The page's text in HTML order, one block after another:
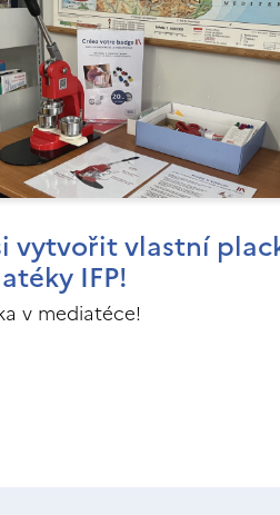
vytvořit vlastní
IFP!
v mediatéce!